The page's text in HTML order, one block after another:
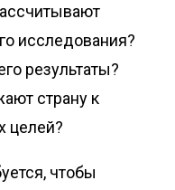
исследования?
результаты?
страну к
целей?
чтобы